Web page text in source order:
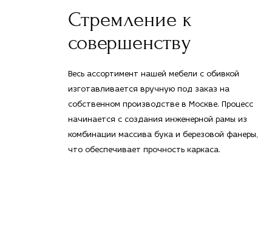
Стремление к
совершенству
Весь ассортимент нашей мебели с обивкой
изготавливается вручную под заказ на
собственном производстве в Москве. Процесс
начинается с создания инженерной рамы из
комбинации массива бука и березовой фанеры,
что обеспечивает прочность каркаса.